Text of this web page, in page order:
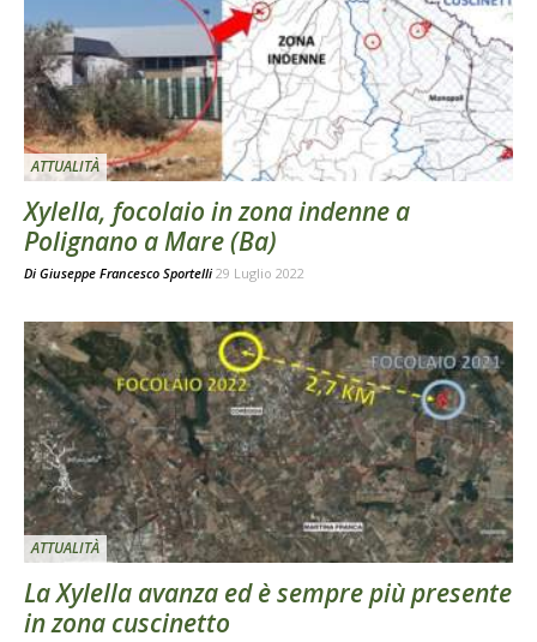
ATTUALITÀ
Xylella, focolaio in zona indenne a
Polignano a Mare (Ba)
Di Giuseppe Francesco Sportelli 29 Luglio 2022
ATTUALITÀ
La Xylella avanza ed è sempre più presente
in zona cuscinetto